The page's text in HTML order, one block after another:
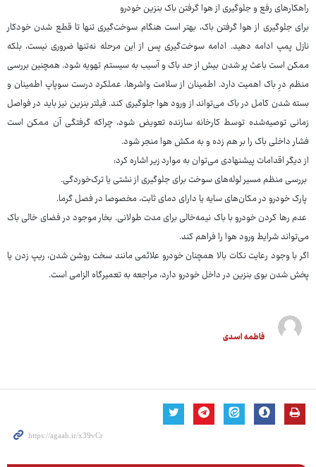
راهکارهای رفع و جلوگیری از هوا گرفتن باک بنزین خودرو
برای جلوگیری از هوا گرفتن باک، بهتر است هنگام سوخت‌گیری تنها تا قطع شدن خودکار
نازل پمپ ادامه دهید. ادامه سوخت‌گیری پس از این مرحله نه‌تنها ضروری نیست، بلکه
ممکن است باعث پر شدن بیش از حد باک و آسیب به سیستم تهویه شود. همچنین بررسی
منظم درِ باک اهمیت دارد. اطمینان از سلامت واشرها، عملکرد درست سوپاپ اطمینان و
بسته شدن کامل در باک می‌تواند از ورود هوا جلوگیری کند. فیلتر بنزین نیز باید در فواصل
زمانی توصیه‌شده توسط کارخانه سازنده تعویض شود، چراکه گرفتگی آن ممکن است
فشار داخلی باک را بر هم زده و به مکش هوا منجر شود.
از دیگر اقدامات پیشنهادی می‌توان به موارد زیر اشاره کرد:
بررسی منظم مسیر لوله‌های سوخت برای جلوگیری از نشتی یا ترک‌خوردگی.
پارک خودرو در مکان‌های سایه یا دارای دمای ثابت، مخصوصا در فصل گرما.
عدم رها کردن خودرو با باک نیمه‌خالی برای مدت طولانی. بخار موجود در فضای خالی باک
می‌تواند شرایط ورود هوا را فراهم کند.
اگر با وجود رعایت نکات بالا همچنان خودرو علائمی مانند سخت روشن شدن، ریپ زدن یا
پخش شدن بوی بنزین در داخل خودرو دارد، مراجعه به تعمیرگاه الزامی است.
فاطمه اسدی